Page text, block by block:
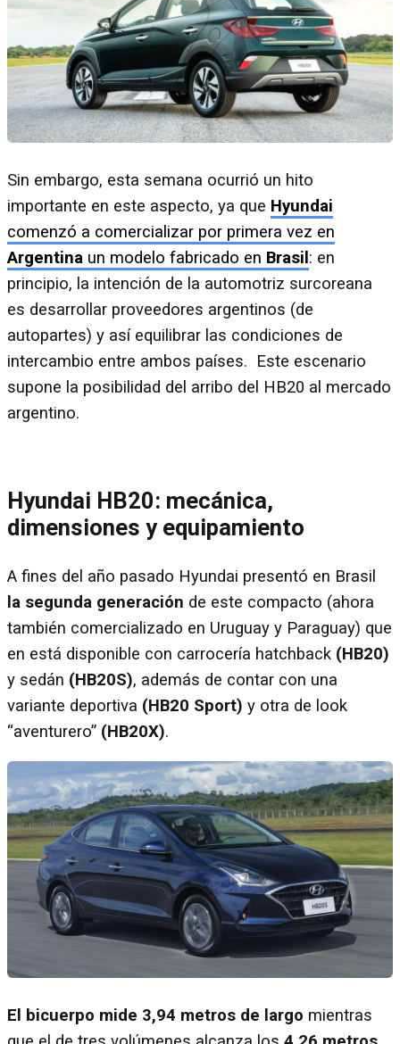
Sin embargo, esta semana ocurrió un hito
importante en este aspecto, ya que Hyundai
comenzó a comercializar por primera vez en
Argentina un modelo fabricado en Brasil : en
principio, la intención de la automotriz surcoreana
es desarrollar proveedores argentinos (de
autopartes) y así equilibrar las condiciones de
intercambio entre ambos países. Este escenario
supone la posibilidad del arribo del HB20 al mercado
argentino.
Hyundai HB20: mecánica,
dimensiones y equipamiento
A fines del año pasado Hyundai presentó en Brasil
la segunda generación de este compacto (ahora
también comercializado en Uruguay y Paraguay) que
en está disponible con carrocería hatchback (HB20)
y sedán (HB20S), además de contar con una
variante deportiva (HB20 Sport) y otra de look
“aventurero” (HB20X).
El bicuerpo mide 3,94 metros de largo mientras